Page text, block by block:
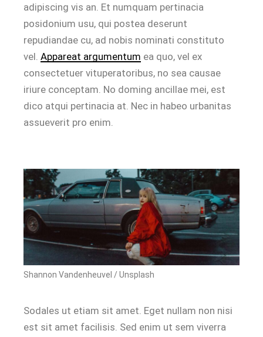
adipiscing vis an. Et numquam pertinacia
posidonium usu, qui postea deserunt
repudiandae cu, ad nobis nominati constituto
vel.Appareat argumentum ea quo, vel ex
consectetuer vituperatoribus, no sea causae
iriure conceptam. No doming ancillae mei, est
dico atqui pertinacia at. Nec in habeo urbanitas
assueverit pro enim.
Shannon Vandenheuvel / Unsplash
Sodales ut etiam sit amet. Eget nullam non nisi
est sit amet facilisis. Sed enim ut sem viverra